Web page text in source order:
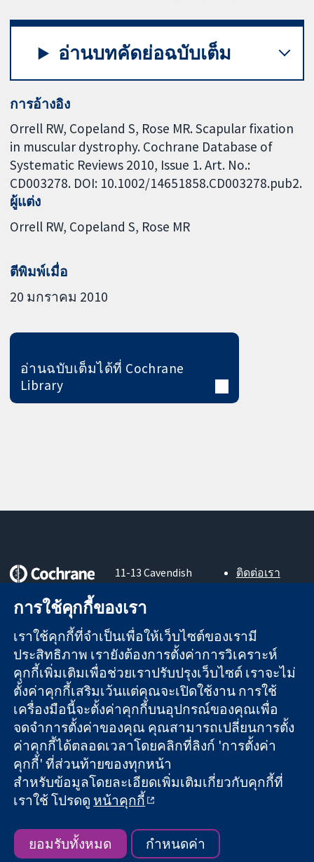
อ่านบทคัดย่อฉบับเต็ม
การอ้างอิง
Orrell RW, Copeland S, Rose MR. Scapular fixation
in muscular dystrophy. Cochrane Database of
Systematic Reviews 2010, Issue 1. Art. No.:
CD003278. DOI: 10.1002/14651858.CD003278.pub2.
ผู้แต่ง
Orrell RW Copeland S Rose MR
ตีพิมพ์เมื่อ
20 มกราคม 2010
อ่านฉบับเต็มได้ที่ Cochrane
Library
หลักฐานที่เชื่อถือ
ได้
สู่การตัดสินใจ
อย่างมีข้อมูล
เพื่อสุขภาพที่ดีขึ้น
11-13 Cavendish
London
United Kingdom
ติดต่อเรา
About us
ตำแหน่งงาน
Cochrane
Library
The Cochrane Collaboration เป็นองค์กรการกุศล (เลขที่ 1045921)
และบริษัทจำกัดโดยการค้ำประกัน (เลขที่ 03044323) ที่จดทะเบียน
ในอังกฤษและเวลส์ หมายเลขจดทะเบียนภาษีมูลค่าเพิ่ม GB 718
2127 49
สงวนลิขสิทธิ์ © 2026 The Cochrane Collaboration
ผิดชอบ|ความเป็นส่วนตัว นโยบายคุกกี้|การตั้งค่าคุกกี้
การใช้คุกกี้ของเรา
เราใช้คุกกี้ที่จำเป็นเพื่อให้เว็บไซต์ของเรามี
ประสิทธิภาพ เรายังต้องการตั้งค่าการวิเคราะห์
คุกกี้เพิ่มเติมเพื่อช่วยเราปรับปรุงเว็บไซต์ เราจะไม่
ตั้งค่าคุกกี้เสริมเว้นแต่คุณจะเปิดใช้งาน การใช้
เครื่องมือนี้จะตั้งค่าคุกกี้บนอุปกรณ์ของคุณเพื่อ
จดจำการตั้งค่าของคุณ คุณสามารถเปลี่ยนการตั้ง
ค่าคุกกี้ได้ตลอดเวลาโดยคลิกที่ลิงก์ 'การตั้งค่า
คุกกี้' ที่ส่วนท้ายของทุกหน้า
สำหรับข้อมูลโดยละเอียดเพิ่มเติมเกี่ยวกับคุกกี้ที่
เราใช้ โปรดดู หน้าคุกกี้
ยอมรับทั้งหมด กำหนดค่า